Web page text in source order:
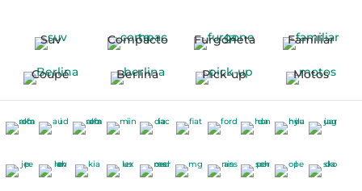
Suv Compacto Furgoneta Familiar
Coupé Berlina Pick-up Motos